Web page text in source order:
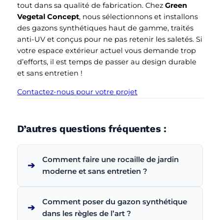
tout dans sa qualité de fabrication. Chez Green
Vegetal Concept, nous sélectionnons et installons
des gazons synthétiques haut de gamme, traités
anti-UV et conçus pour ne pas retenir les saletés. Si
votre espace extérieur actuel vous demande trop
d’efforts, il est temps de passer au design durable
et sans entretien !
Contactez-nous pour votre projet
D’autres questions fréquentes :
➔
Comment faire une rocaille de jardin
moderne et sans entretien ?
➔
Comment poser du gazon synthétique
dans les règles de l’art ?